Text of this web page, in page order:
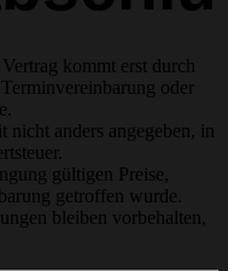
kommt erst durch
oder
nicht anders angegeben, in
gültigen Preise,
getroffen wurde.
bleiben vorbehalten,